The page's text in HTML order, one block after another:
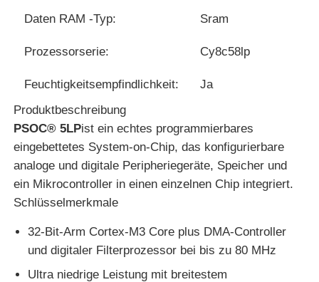
Werksbesichtigung
Qualitätskontrolle
Kontakt mit uns
Fälle
Daten RAM -Typ: Sram
Prozessorserie: Cy8c58lp
Feuchtigkeitsempfindlichkeit:
Ja
Produktbeschreibung
PSOC® 5LPist ein echtes programmierbares
eingebettetes System-on-Chip, das konfigurierbare
analoge und digitale Peripheriegeräte, Speicher und
ein Mikrocontroller in einen einzelnen Chip integriert.
Schlüsselmerkmale
32-Bit-Arm Cortex-M3 Core plus DMA-Controller
und digitaler Filterprozessor bei bis zu 80 MHz
Ultra niedrige Leistung mit breitestem